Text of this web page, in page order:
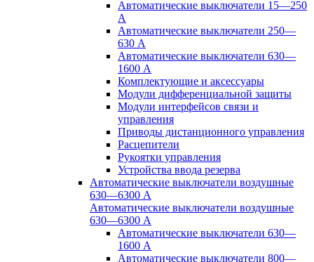
Автоматические выключатели 15—250
А
Автоматические выключатели 250—
630 А
Автоматические выключатели 630—
1600 А
Комплектующие и аксессуары
Модули дифференциальной защиты
Модули интерфейсов связи и
управления
Приводы дистанционного управления
Расцепители
Рукоятки управления
Устройства ввода резерва
Автоматические выключатели воздушные
630—6300 А
Автоматические выключатели воздушные
630—6300 А
Автоматические выключатели 630—
1600 А
Автоматические выключатели 800—